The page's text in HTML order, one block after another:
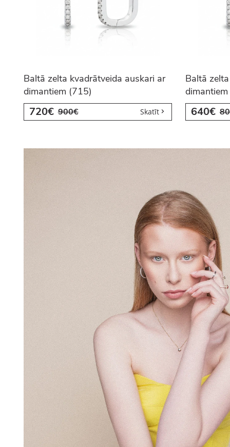
Baltā zelta kvadrātveida auskari ar
dimantiem (715)
720€ 900€ Skatīt
Baltā
640€